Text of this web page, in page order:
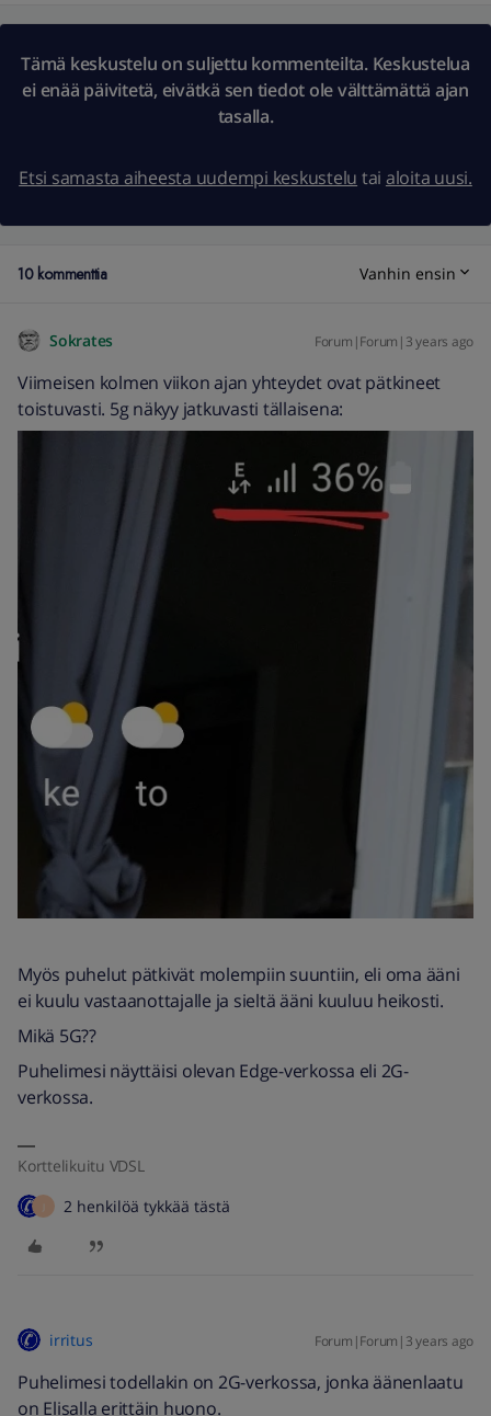
Tämä keskustelu on suljettu kommenteilta. Keskustelua
ei enää päivitetä, eivätkä sen tiedot ole välttämättä ajan
tasalla.
Etsi samasta aiheesta uudempi keskustelu tai aloita uusi.
10 kommenttia Vanhin ensin
Sokrates Forum|Forum|3 years ago
Viimeisen kolmen viikon ajan yhteydet ovat pätkineet
toistuvasti. 5g näkyy jatkuvasti tällaisena:
Myös puhelut pätkivät molempiin suuntiin, eli oma ääni
ei kuulu vastaanottajalle ja sieltä ääni kuuluu heikosti.
Mikä 5G??
Puhelimesi näyttäisi olevan Edge-verkossa eli 2G-
verkossa.
Korttelikuitu VDSL
2 henkilöä tykkää tästä
irritus Forum|Forum|3 years ago
Puhelimesi todellakin on 2G-verkossa, jonka äänenlaatu
on Elisalla erittäin huono.